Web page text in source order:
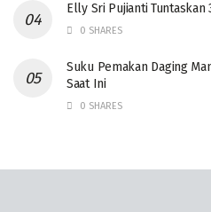
Elly Sri Pujianti Tuntaskan
0 SHARES
‎Suku Pemakan Daging
Saat Ini
0 SHARES